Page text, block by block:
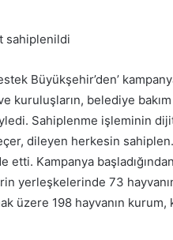
sahiplenildi
Büyükşehir’den’
kuruluşların, belediye
Sahiplenme işleminin
dileyen herkesin
Kampanya
yerleşkelerinde 73
üzere 198 hayvanın